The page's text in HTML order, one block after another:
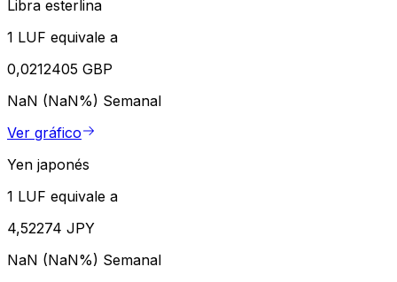
Libra esterlina
1 LUF equivale a
0,0212405 GBP
NaN (NaN%) Semanal
Ver gráfico
Yen japonés
1 LUF equivale a
4,52274 JPY
NaN (NaN%) Semanal